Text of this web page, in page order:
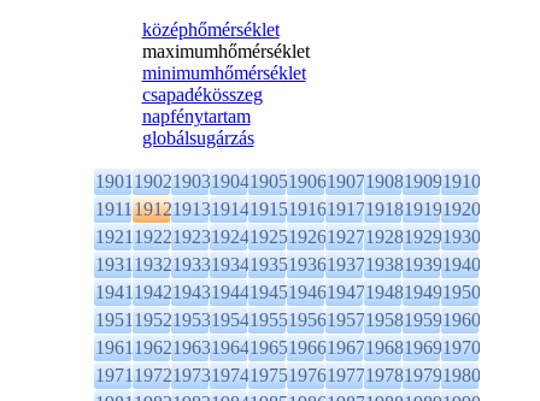
középhőmérséklet
maximumhőmérséklet
minimumhőmérséklet
csapadékösszeg
napfénytartam
globálsugárzás
1901190219031904190519061907190819091910
1911191219131914191519161917191819191920
1921192219231924192519261927192819291930
1931193219331934193519361937193819391940
1941194219431944194519461947194819491950
1951195219531954195519561957195819591960
1961196219631964196519661967196819691970
1971197219731974197519761977197819791980